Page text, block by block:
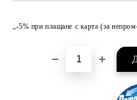
„-5% при плащане с карта (за